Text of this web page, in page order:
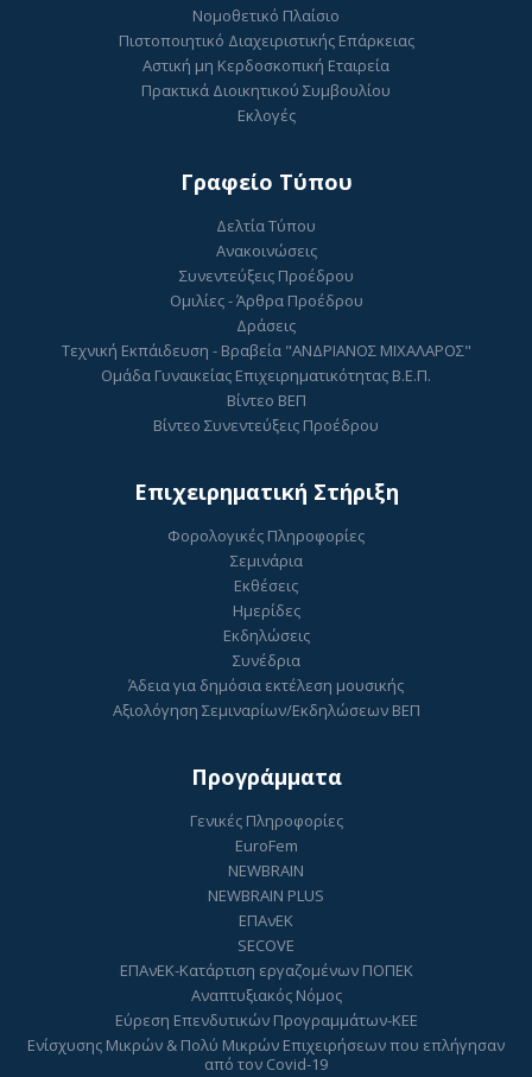
Νομοθετικό Πλαίσιο
Πιστοποιητικό Διαχειριστικής Επάρκειας
Αστική μη Κερδοσκοπική Εταιρεία
Πρακτικά Διοικητικού Συμβουλίου
Εκλογές
Γραφείο Τύπου
Δελτία Τύπου
Ανακοινώσεις
Συνεντεύξεις Προέδρου
Ομιλίες - Άρθρα Προέδρου
Δράσεις
Τεχνική Εκπάιδευση - Βραβεία "ΑΝΔΡΙΑΝΟΣ ΜΙΧΑΛΑΡΟΣ"
Ομάδα Γυναικείας Επιχειρηματικότητας Β.Ε.Π.
Βίντεο ΒΕΠ
Βίντεο Συνεντεύξεις Προέδρου
Επιχειρηματική Στήριξη
Φορολογικές Πληροφορίες
Σεμινάρια
Εκθέσεις
Ημερίδες
Εκδηλώσεις
Συνέδρια
Άδεια για δημόσια εκτέλεση μουσικής
Αξιολόγηση Σεμιναρίων/Εκδηλώσεων ΒΕΠ
Προγράμματα
Γενικές Πληροφορίες
EuroFem
NEWBRAIN
NEWBRAIN PLUS
ΕΠΑνΕΚ
SECOVE
ΕΠΑνΕΚ-Κατάρτιση εργαζομένων ΠΟΠΕΚ
Αναπτυξιακός Νόμος
Εύρεση Επενδυτικών Προγραμμάτων-ΚΕΕ
Ενίσχυσης Μικρών & Πολύ Μικρών Επιχειρήσεων που επλήγησαν
από τον Covid-19